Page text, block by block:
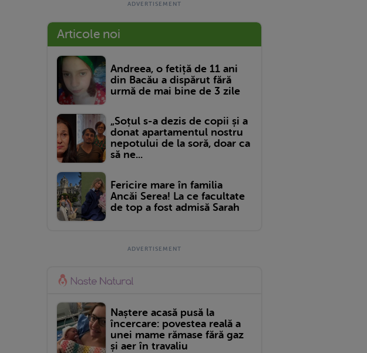
Articole noi
Andreea, o fetiță de 11 ani
din Bacău a dispărut fără
urmă de mai bine de 3 zile
„Soțul s-a dezis de copii și a
donat apartamentul nostru
nepotului de la soră, doar ca
să ne...
Fericire mare în familia
Ancăi Serea! La ce facultate
de top a fost admisă Sarah
Naștere acasă pusă la
încercare: povestea reală a
unei mame rămase fără gaz
și aer în travaliu